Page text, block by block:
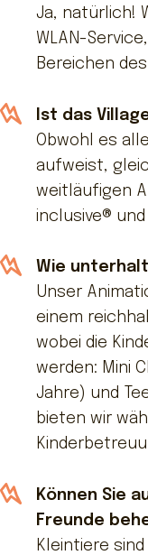
Ja, natürlich!
WLAN-
Bereichen
Ist das
Obwohl es
aufweist,
weitläufigen
inclusive®
Wie
Unser
einem
wobei die
werden: Mini
Jahre) und
bieten wir
Können Sie
Freunde
Kleintiere